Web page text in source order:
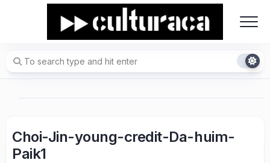
Choi-Jin-young-credit-Da-huim-
Paik1